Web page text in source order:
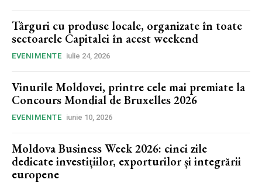
Târguri cu produse locale, organizate în toate
sectoarele Capitalei în acest weekend
EVENIMENTE iulie 24, 2026
Vinurile Moldovei, printre cele mai premiate la
Concours Mondial de Bruxelles 2026
EVENIMENTE iunie 10, 2026
Moldova Business Week 2026: cinci zile
dedicate investițiilor, exporturilor și integrării
europene